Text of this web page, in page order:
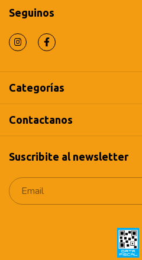
Seguinos
Categorías
Contactanos
Suscribite al newsletter